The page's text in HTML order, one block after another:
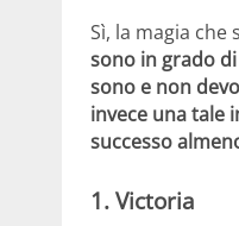
Sì, la magia
sono in grado
sono e non
invece una tale
successo
1. Victoria